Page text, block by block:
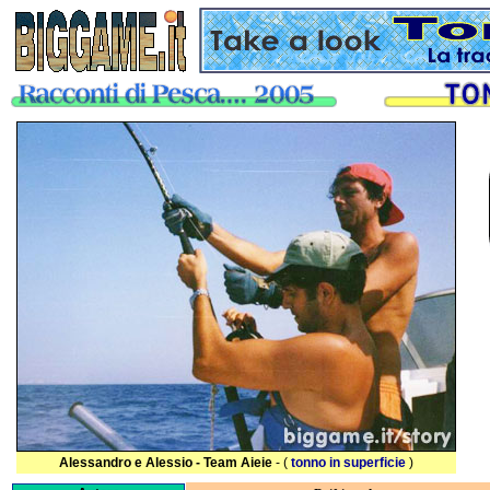
Alessandro e Alessio - Team Aieie - ( tonno in superficie )